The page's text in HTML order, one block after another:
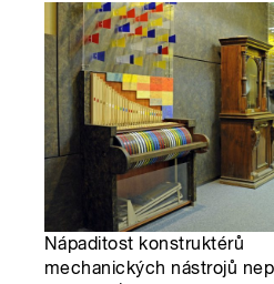
Nápaditost konstruktérů
mechanických nástrojů